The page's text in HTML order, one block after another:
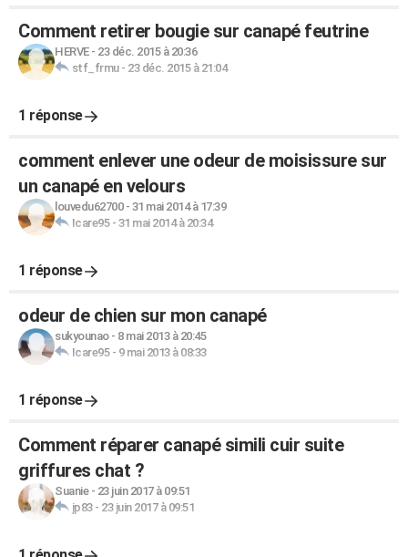
Comment retirer bougie sur canapé feutrine
HERVE- 23 déc. 2015 à 20:36
stf_frmu- 23 déc. 2015 à 21:04
1 réponse
comment enlever une odeur de moisissure sur
un canapé en velours
louvedu62700- 31 mai 2014 à 17:39
Icare95- 31 mai 2014 à 20:34
1 réponse
odeur de chien sur mon canapé
sukyounao- 8 mai 2013 à 20:45
Icare95- 9 mai 2013 à 08:33
1 réponse
Comment réparer canapé simili cuir suite
griffures chat ?
Suanie- 23 juin 2017 à 09:51
jp83- 23 juin 2017 à 09:51